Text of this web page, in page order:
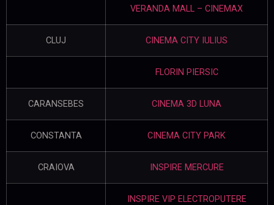
VERANDA MALL – CINEMAX
CLUJ CINEMA CITY IULIUS
FLORIN PIERSIC
CARANSEBES CINEMA 3D LUNA
CONSTANTA CINEMA CITY PARK
CRAIOVA INSPIRE MERCURE
INSPIRE VIP ELECTROPUTERE